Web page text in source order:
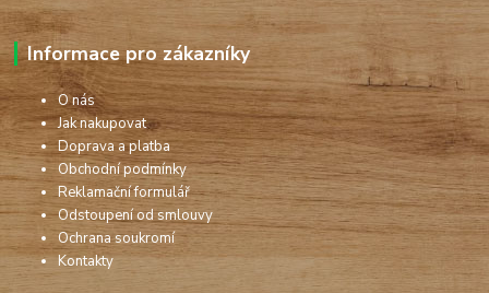
Informace pro zákazníky
O nás
Jak nakupovat
Doprava a platba
Obchodní podmínky
Reklamační formulář
Odstoupení od smlouvy
Ochrana soukromí
Kontakty